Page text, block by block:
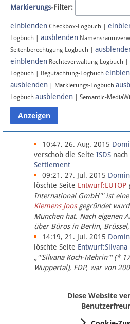
Bluesky
Facebook
Instagram
Anmelden
Datenschutz
Über Lobbypedia
Impressum
Markierungs-Filter:
einblenden Checkbox-Logbuch |
Logbuch | ausblenden
Seitenberechtigung-Logbuch |
einblenden Rechteverwaltung-Logbuch |
Logbuch | Begutachtung-Logbuch
ausblenden | Markierungs-Logbuch
Logbuch ausblenden | Semantic-
10:47, 26. Aug. 2015
verschob die Seite ISDS nach
Settlement
09:21, 27. Jul. 2015
löschte Seite Entwurf:EUTOP
International GmbH''' ist
Klemens Joosgegründet
München hat. Nach eigenen
über Büros in Berlin,
14:19, 21. Jul. 2015
löschte Seite
„'''Silvana Koch-Mehrin''' (*
Wuppertal), FDP, war von
Europäischen Parlaments,
Diese Website